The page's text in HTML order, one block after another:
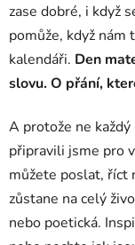
zase dobré, i když
pomůže, když
kalendáři. Den
slovu. O přání,
A protože ne
připravili jsme pro
můžete poslat, říct
zůstane na celý
nebo poetická.